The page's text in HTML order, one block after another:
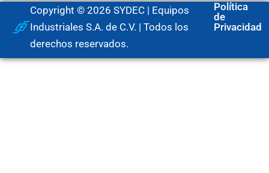
Copyright © 2026 SYDEC | Equipos
Industriales S.A. de C.V. | Todos los
derechos reservados.
Política
de
Privacidad